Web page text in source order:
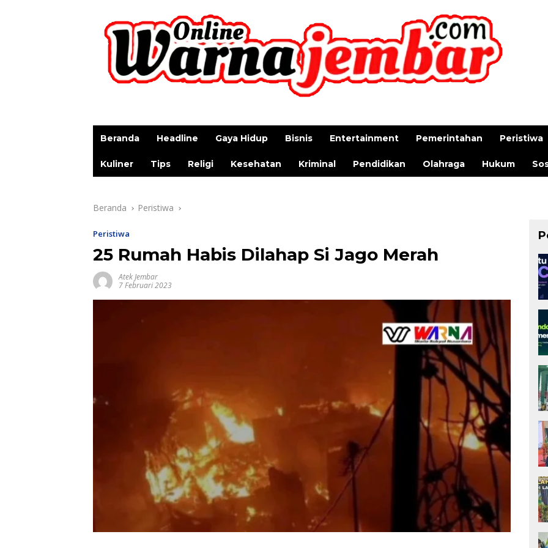
Beranda Headline Gaya Hidup Bisnis Entertainment Pemerintahan Peristiwa
Kuliner Tips Religi Kesehatan Kriminal Pendidikan Olahraga Hukum
Beranda Peristiwa
Peristiwa
25 Rumah Habis Dilahap Si Jago Merah
Atek Jembar
7 Februari 2023